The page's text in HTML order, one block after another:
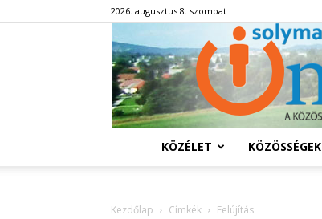
2026. augusztus 8. szombat
KÖZÉLET KÖZÖSSÉGEK
Kezdőlap Címkék Felújítás